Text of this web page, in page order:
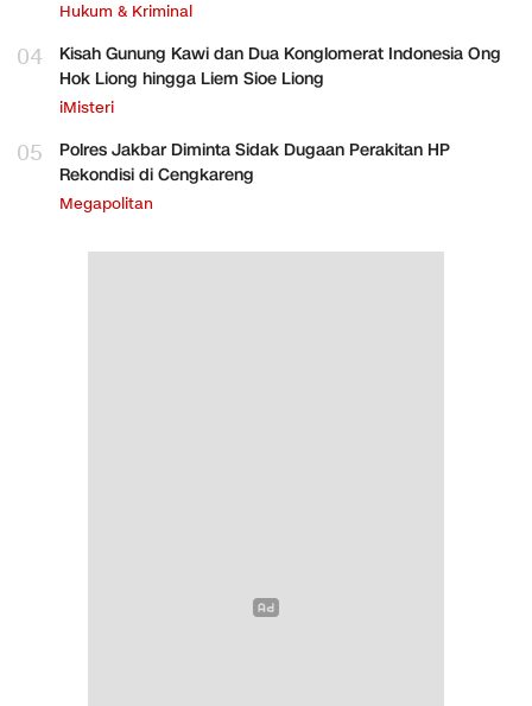
Hukum & Kriminal
04
Kisah Gunung Kawi dan Dua Konglomerat Indonesia Ong
Hok Liong hingga Liem Sioe Liong
iMisteri
05
Polres Jakbar Diminta Sidak Dugaan Perakitan HP
Rekondisi di Cengkareng
Megapolitan